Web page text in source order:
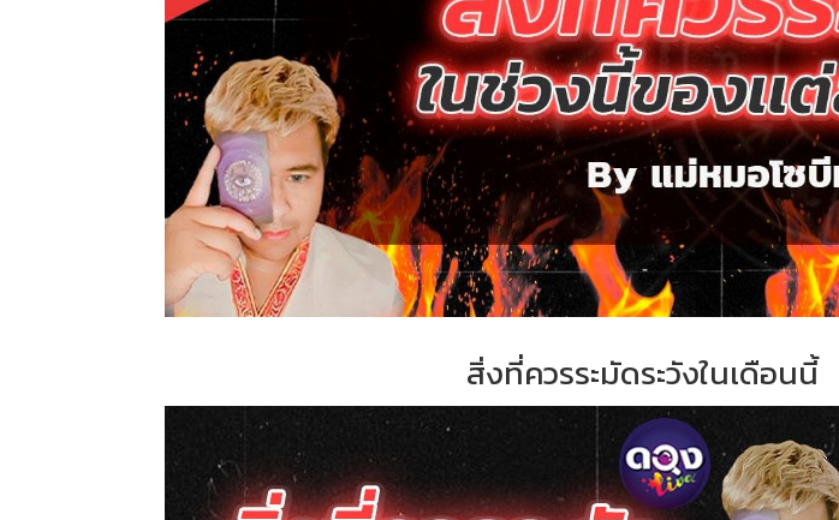
สิ่งที่ควรระมัดระวังในเดือนนี้